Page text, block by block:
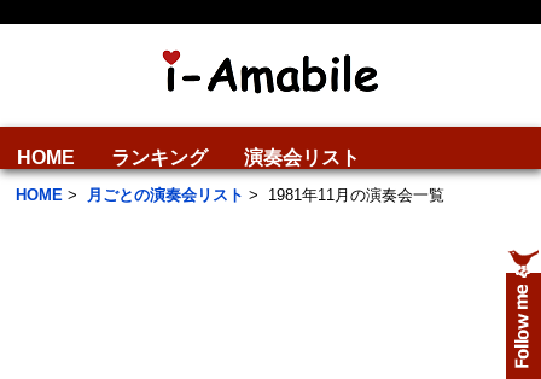
HOME ランキング 演奏会リスト
HOME > 月ごとの演奏会リスト > 1981年11月の演奏会一覧